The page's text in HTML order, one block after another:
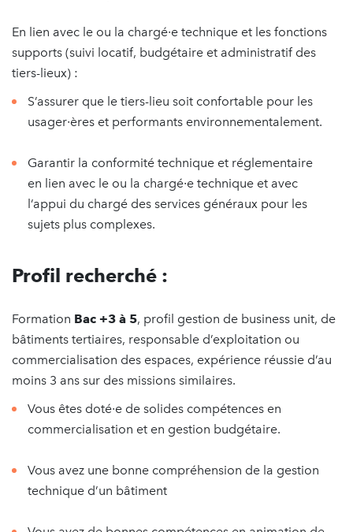
En lien avec le ou la chargé∙e technique et les fonctions
supports (suivi locatif, budgétaire et administratif des
tiers-lieux) :
S’assurer que le tiers-lieu soit confortable pour les
usager∙ères et performants environnementalement.
Garantir la conformité technique et réglementaire
en lien avec le ou la chargé∙e technique et avec
l’appui du chargé des services généraux pour les
sujets plus complexes.
Profil recherché :
Formation Bac +3 à 5, profil gestion de business unit, de
bâtiments tertiaires, responsable d’exploitation ou
commercialisation des espaces, expérience réussie d’au
moins 3 ans sur des missions similaires.
Vous êtes doté∙e de solides compétences en
commercialisation et en gestion budgétaire.
Vous avez une bonne compréhension de la gestion
technique d’un bâtiment